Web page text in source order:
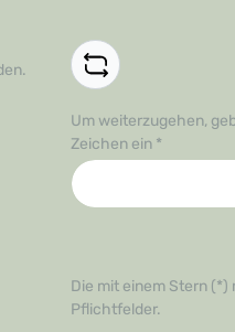
Um weiterzugehen,
Zeichen ein *
Die mit einem Stern (*)
Pflichtfelder.